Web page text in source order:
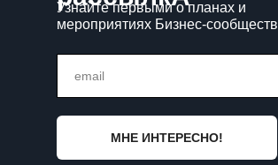
Узнайте первыми о планах и
мероприятиях Бизнес-сообществ
email
МНЕ ИНТЕРЕСНО!